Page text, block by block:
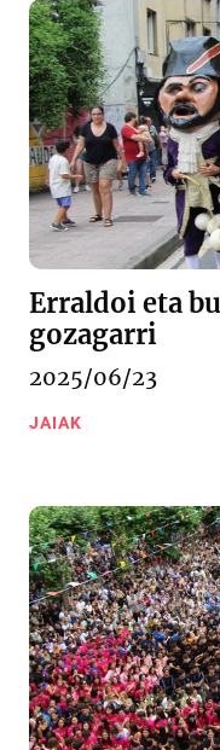
Erraldoi eta
gozagarri
2025/06/23
JAIAK